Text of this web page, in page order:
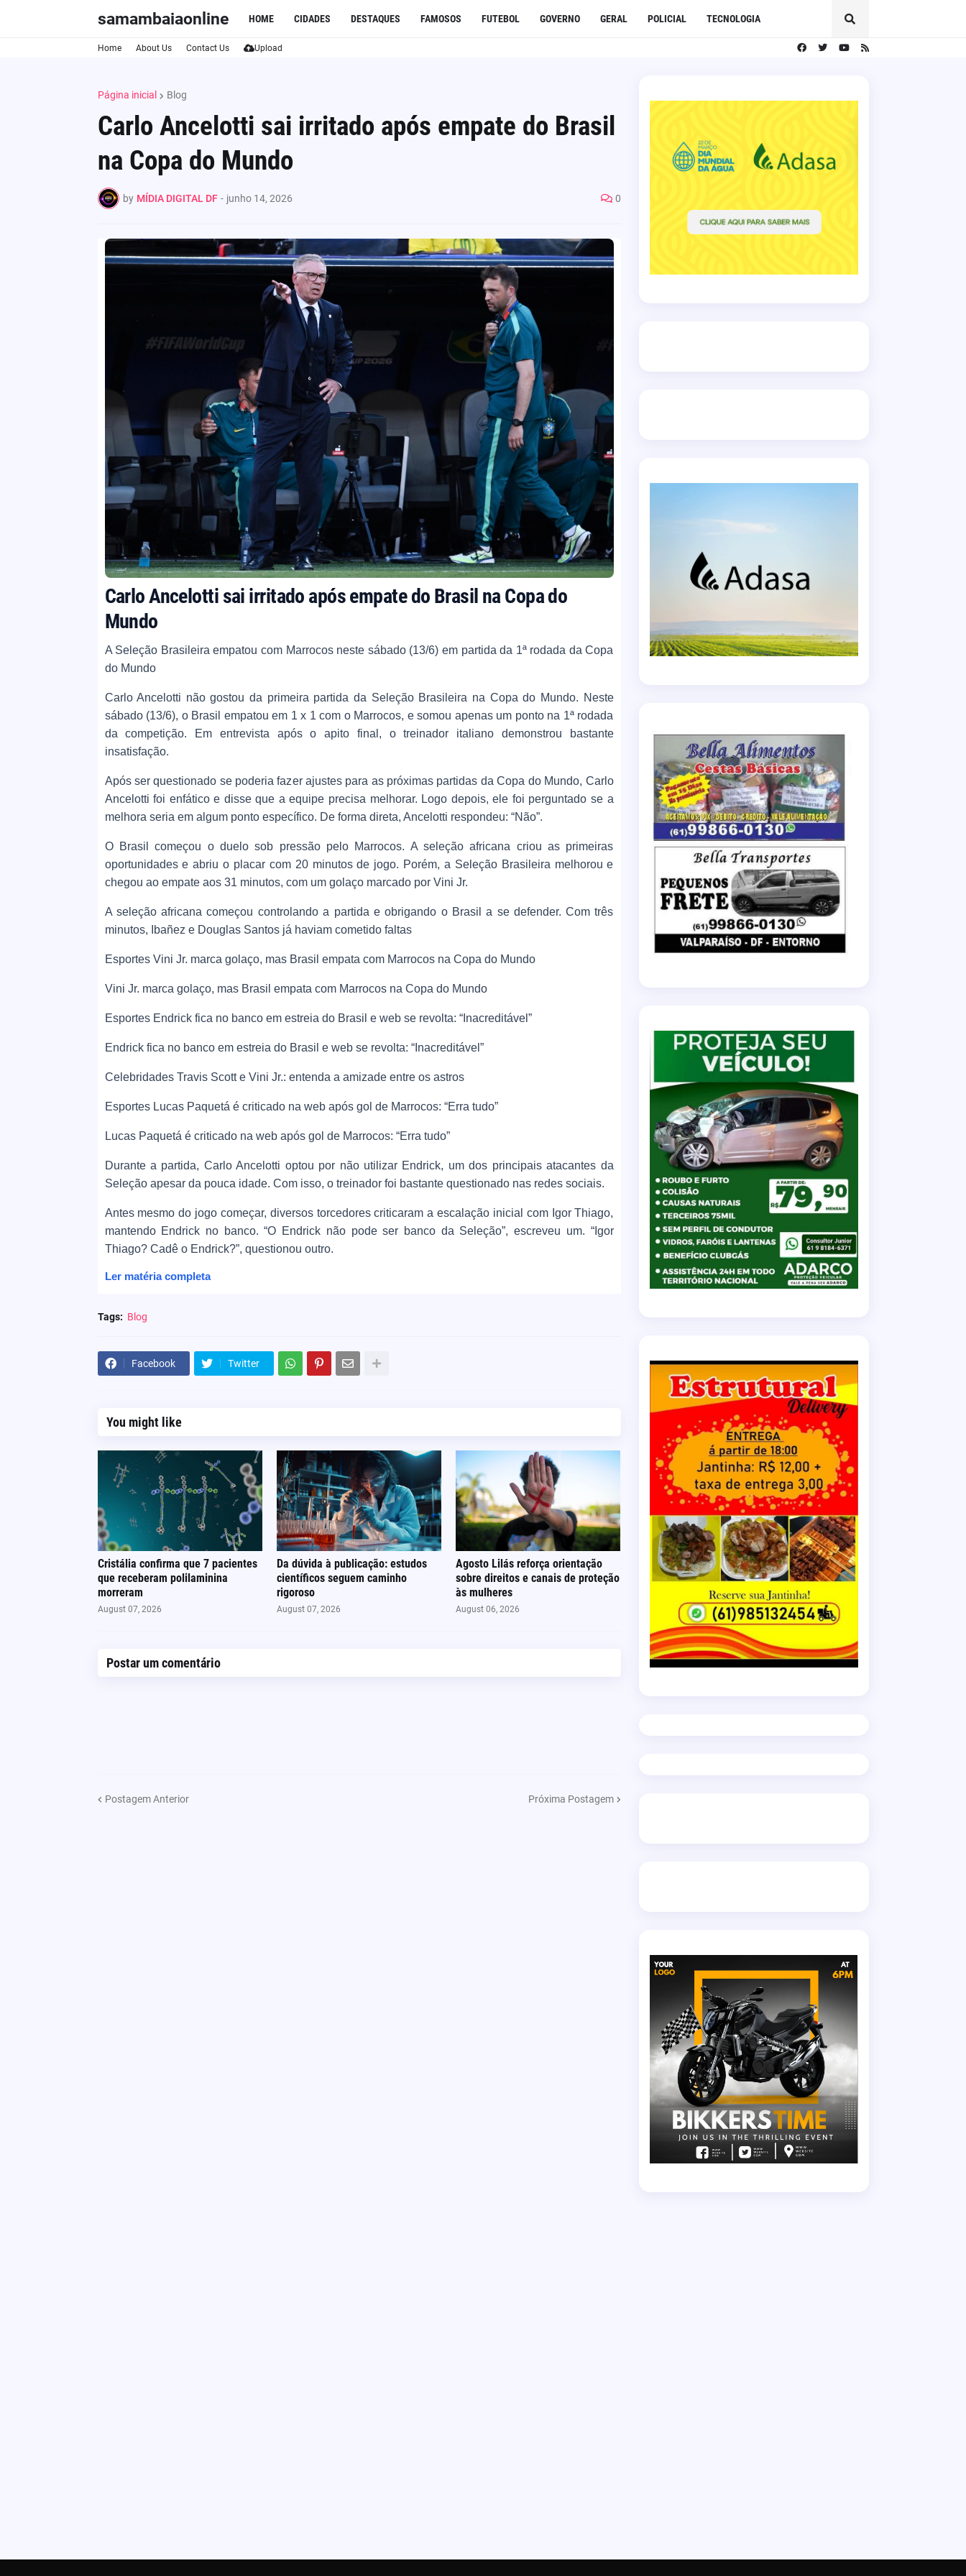
samambaiaonline HOME CIDADES DESTAQUES FAMOSOS FUTEBOL GOVERNO GERAL POLICIAL TECNOLOGIA
Home About Us Contact Us Upload
Página inicial Blog
Carlo Ancelotti sai irritado após empate do Brasil
na Copa do Mundo
by MÍDIA DIGITAL DF - junho 14, 2026 0
Carlo Ancelotti sai irritado após empate do Brasil na Copa do
Mundo
A Seleção Brasileira empatou com Marrocos neste sábado (13/6) em partida da 1ª rodada da Copa
do Mundo
Carlo Ancelotti não gostou da primeira partida da Seleção Brasileira na Copa do Mundo. Neste
sábado (13/6), o Brasil empatou em 1 x 1 com o Marrocos, e somou apenas um ponto na 1ª rodada
da competição. Em entrevista após o apito final, o treinador italiano demonstrou bastante
insatisfação.
Após ser questionado se poderia fazer ajustes para as próximas partidas da Copa do Mundo, Carlo
Ancelotti foi enfático e disse que a equipe precisa melhorar. Logo depois, ele foi perguntado se a
melhora seria em algum ponto específico. De forma direta, Ancelotti respondeu: “Não”.
O Brasil começou o duelo sob pressão pelo Marrocos. A seleção africana criou as primeiras
oportunidades e abriu o placar com 20 minutos de jogo. Porém, a Seleção Brasileira melhorou e
chegou ao empate aos 31 minutos, com um golaço marcado por Vini Jr.
A seleção africana começou controlando a partida e obrigando o Brasil a se defender. Com três
minutos, Ibañez e Douglas Santos já haviam cometido faltas
Esportes Vini Jr. marca golaço, mas Brasil empata com Marrocos na Copa do Mundo
Vini Jr. marca golaço, mas Brasil empata com Marrocos na Copa do Mundo
Esportes Endrick fica no banco em estreia do Brasil e web se revolta: “Inacreditável”
Endrick fica no banco em estreia do Brasil e web se revolta: “Inacreditável”
Celebridades Travis Scott e Vini Jr.: entenda a amizade entre os astros
Esportes Lucas Paquetá é criticado na web após gol de Marrocos: “Erra tudo”
Lucas Paquetá é criticado na web após gol de Marrocos: “Erra tudo”
Durante a partida, Carlo Ancelotti optou por não utilizar Endrick, um dos principais atacantes da
Seleção apesar da pouca idade. Com isso, o treinador foi bastante questionado nas redes sociais.
Antes mesmo do jogo começar, diversos torcedores criticaram a escalação inicial com Igor Thiago,
mantendo Endrick no banco. “O Endrick não pode ser banco da Seleção”, escreveu um. “Igor
Thiago? Cadê o Endrick?”, questionou outro.
Ler matéria completa
Tags: Blog
Facebook Twitter
You might like
Cristália confirma que 7 pacientes
que receberam polilaminina
morreram
August 07, 2026
Da dúvida à publicação: estudos
científicos seguem caminho
rigoroso
August 07, 2026
Agosto Lilás reforça orientação
sobre direitos e canais de proteção
às mulheres
August 06, 2026
Postar um comentário
Postagem Anterior Próxima Postagem